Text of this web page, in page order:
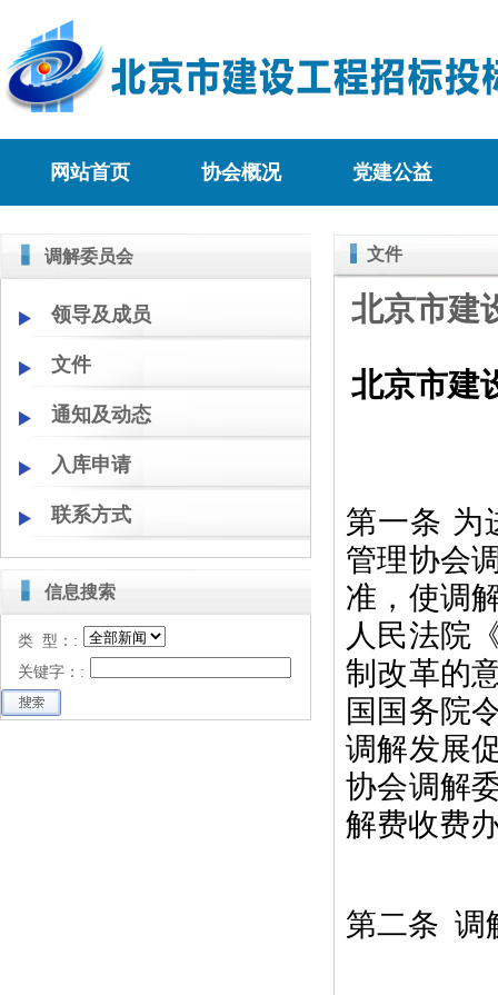
网站首页 协会概况 党建公益
调解委员会
领导及成员
文件
通知及动态
入库申请
联系方式
信息搜索
类 型：:
关键字：:
文件
北京市建
北京市建
第一条 为
管理协会
准，使调
人民法院
制改革的
国国务院
调解发展
协会调解
解费收费
第二条 调